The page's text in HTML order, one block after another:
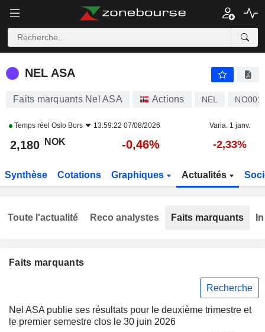
NEL ASA
NEL ASA
Faits marquants Nel ASA Actions NEL
Temps réel Oslo Bors 13:59:22 07/08/2026 Varia. 1 janv.
2,180 NOK -0,46% -2,33%
Synthèse Cotations Graphiques Actualités
Faits marquants
Recherche
Nel ASA publie ses résultats pour le deuxième trimestre et
le premier semestre clos le 30 juin 2026
Toute l'actualité Reco analystes Faits marquants